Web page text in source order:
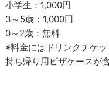
小学生：1,000円
3～5歳：1,000円
0～2歳：無料
※料金にはドリンクチケ
持ち帰り用ピザケースが